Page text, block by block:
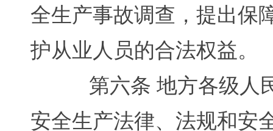
全生产事故调查，提出保
护从业人员的合法权益。
第六条 地方各级人民
安全生产法律、法规和安